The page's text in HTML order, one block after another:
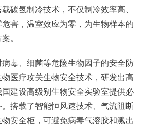
碳氢制冷技术，不仅制冷效率高、
害，温室效应为零，为生物样本的
。
毒、细菌等危险生物因子的安全防
医疗攻关生物安全技术，研发出高
建设高级别生物安全实验室提供必
搭载了智能恒风速技术、气流阻断
安全柜，可避免病毒气溶胶和溅出